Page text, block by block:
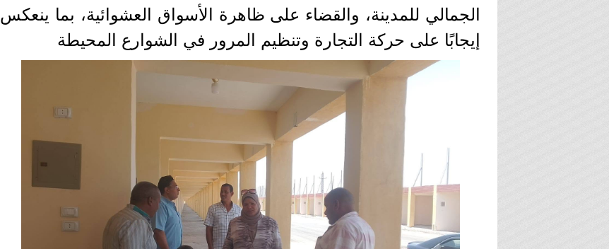
الجمالي للمدينة، والقضاء على ظاهرة الأسواق العشوائية، بما ينعكس
إيجابًا على حركة التجارة وتنظيم المرور في الشوارع المحيطة